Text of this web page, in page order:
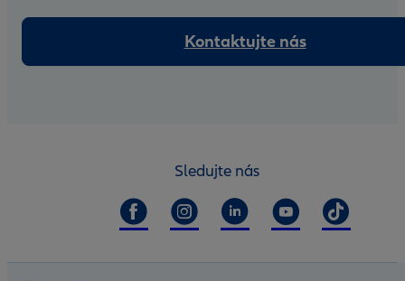
Kontaktujte nás
Sledujte nás